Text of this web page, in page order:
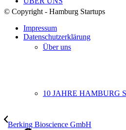
Über uns
10 JAHRE HAMBURG
© Copyright - Hamburg Startups
Impressum
Datenschutzerklärung
Berking Bioscience GmbH